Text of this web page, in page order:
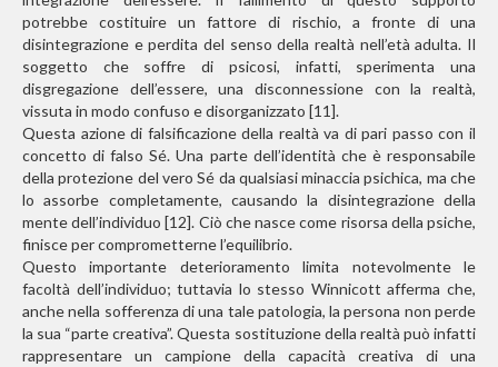
potrebbe costituire un fattore di rischio, a fronte di una
disintegrazione e perdita del senso della realtà nell’età adulta. Il
soggetto che soffre di psicosi, infatti, sperimenta una
disgregazione dell’essere, una disconnessione con la realtà,
vissuta in modo confuso e disorganizzato [11].
Questa azione di falsificazione della realtà va di pari passo con il
concetto di falso Sé. Una parte dell’identità che è responsabile
della protezione del vero Sé da qualsiasi minaccia psichica, ma che
lo assorbe completamente, causando la disintegrazione della
mente dell’individuo [12]. Ciò che nasce come risorsa della psiche,
finisce per comprometterne l’equilibrio.
Questo importante deterioramento limita notevolmente le
facoltà dell’individuo; tuttavia lo stesso Winnicott afferma che,
anche nella sofferenza di una tale patologia, la persona non perde
la sua “parte creativa”. Questa sostituzione della realtà può infatti
rappresentare un campione della capacità creativa di una